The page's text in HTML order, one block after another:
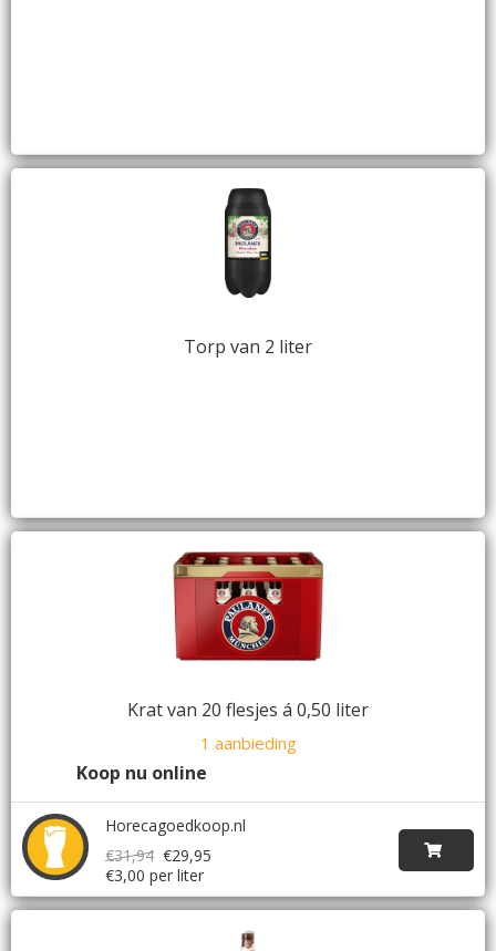
Torp van 2 liter
Krat van 20 flesjes á 0,50 liter
1 aanbieding
Koop nu online
Horecagoedkoop.nl
€31,94 €29,95
€3,00 per liter